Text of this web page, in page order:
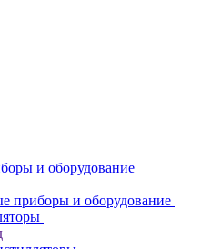
и оборудование
приборы и оборудование